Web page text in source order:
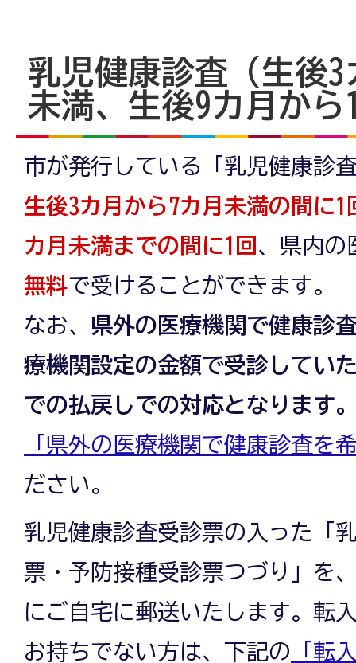
乳児健康診査（生後
未満、生後9カ月から
市が発行している「乳児健康診
生後3カ月から7カ月未満の間に1
カ月未満までの間に1回 、県内の
無料で受けることができます。
なお、 県外の医療機関で健康診
療機関設定の金額で受診してい
での払戻しでの対応となります
「県外の医療機関で健康診査を
ださい。
乳児健康診査受診票の入った「
票・予防接種受診票つづり」を
にご自宅に郵送いたします。転
お持ちでない方は、下記の 「転